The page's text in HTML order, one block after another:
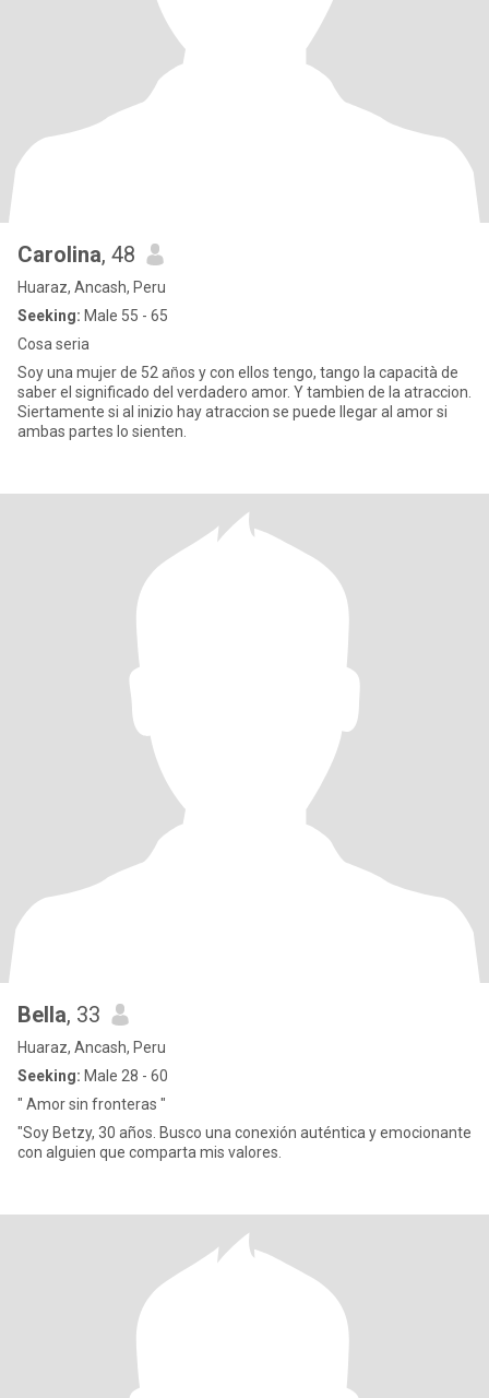
Carolina, 48
Huaraz, Ancash, Peru
Seeking: Male 55 - 65
Cosa seria
Soy una mujer de 52 an̈os y con ellos tengo, tango la capacità de
saber el significado del verdadero amor. Y tambien de la atraccion.
Siertamente si al inizio hay atraccion se puede llegar al amor si
ambas partes lo sienten.
Bella, 33
Huaraz, Ancash, Peru
Seeking: Male 28 - 60
" Amor sin fronteras "
"Soy Betzy, 30 años. Busco una conexión auténtica y emocionante
con alguien que comparta mis valores.